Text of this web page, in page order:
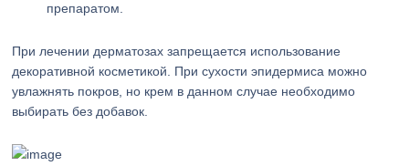
препаратом.
При лечении дерматозах запрещается использование
декоративной косметикой. При сухости эпидермиса можно
увлажнять покров, но крем в данном случае необходимо
выбирать без добавок.